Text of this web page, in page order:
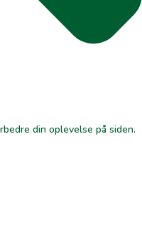
din oplevelse på siden.